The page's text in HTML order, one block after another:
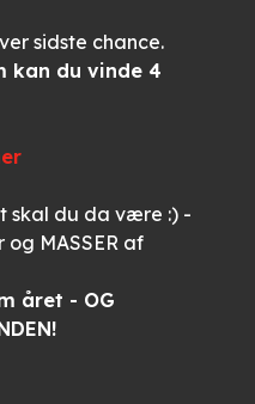
sidste chance.
kan du vinde 4
skal du da være :) -
MASSER af
året - OG